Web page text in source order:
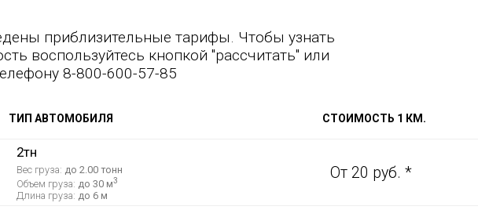
приблизительные тарифы. Чтобы узнать
воспользуйтесь кнопкой "рассчитать" или
8-800-600-57-85
ТИП АВТОМОБИЛЯ СТОИМОСТЬ 1 КМ.
2тн
Вес груза: до 2.00 тонн
Объем груза: до 30 м3
Длина груза: до 6 м
От 20 руб. *